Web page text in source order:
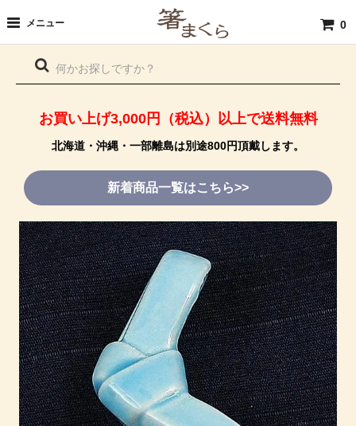
メニュー 0
お買い上げ3,000円（税込）以上で送料無料
北海道・沖縄・一部離島は別途800円頂戴します。
新着商品一覧はこちら>>